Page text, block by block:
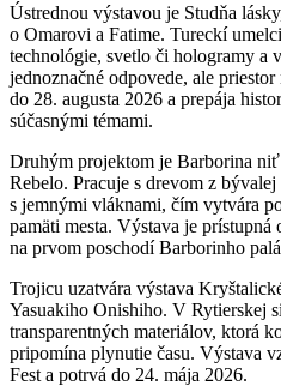
Ústrednou výstavou je Studňa
o Omarovi a Fatime. Tureckí
technológie, svetlo či hologramy a
jednoznačné odpovede, ale
do 28. augusta 2026 a prepája
súčasnými témami.
Druhým projektom je Barborina
Rebelo. Pracuje s drevom z
s jemnými vláknami, čím vytvára
pamäti mesta. Výstava je
na prvom poschodí Barborinho
Trojicu uzatvára výstava
Yasuakiho Onishiho. V Rytierskej
transparentných materiálov, ktorá
pripomína plynutie času. Výstava
Fest a potrvá do 24. mája 2026.